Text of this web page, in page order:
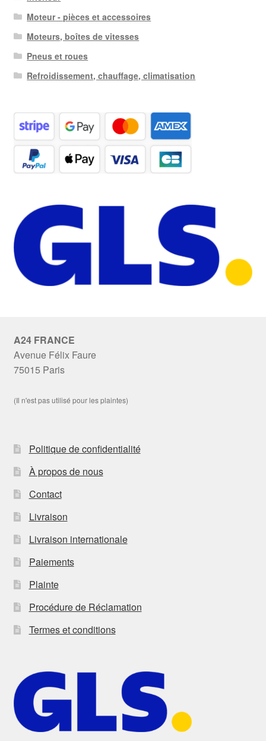
Moteur - pièces et accessoires
Moteurs, boîtes de vitesses
Pneus et roues
Refroidissement, chauffage, climatisation
A24 FRANCE
Avenue Félix Faure
75015 Paris
(Il n'est pas utilisé pour les plaintes)
Politique de confidentialité
À propos de nous
Contact
Livraison
Livraison internationale
Paiements
Plainte
Procédure de Réclamation
Termes et conditions